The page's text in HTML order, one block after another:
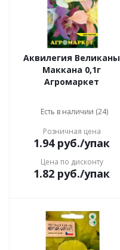
Аквилегия Великаны
Маккана 0,1г
Агромаркет
Есть в наличии (24)
Розничная цена
1.94руб./упак
Цена по дисконту
1.82 руб./упак